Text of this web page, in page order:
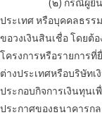
(๒) กรณีผู้ยื่นข้อเส
ประเทศ หรือบุคคลธร
ขอวงเงินสินเชื่อ โดยต้
โครงการหรือรายการ
ต่างประเทศหรือบริษัท
ประกอบกิจการเงินทุน
ประกาศของธนาคารก